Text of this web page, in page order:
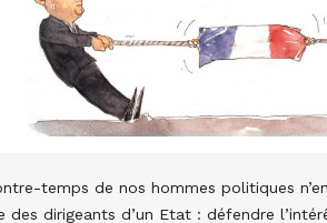
temps de nos hommes politiques
des dirigeants d’un Etat : défendre